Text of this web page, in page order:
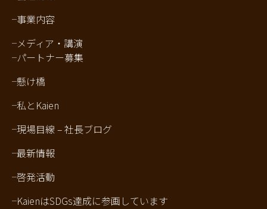
事業内容
メディア・講演
パートナー募集
懸け橋
私とKaien
現場目線 – 社長ブログ
最新情報
啓発活動
KaienはSDGs達成に参画しています